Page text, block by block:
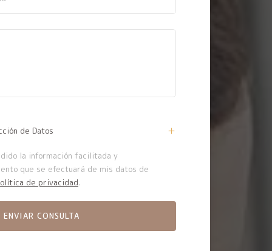
de Datos
la información facilitada y
que se efectuará de mis datos de
de privacidad.